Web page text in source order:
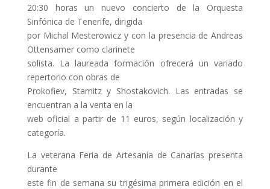
20:30 horas un nuevo concierto de la Orquesta
Sinfónica de Tenerife, dirigida
por Michal Mesterowicz y con la presencia de Andreas
Ottensamer como clarinete
solista. La laureada formación ofrecerá un variado
repertorio con obras de
Prokofiev, Stamitz y Shostakovich. Las entradas se
encuentran a la venta en la
web oficial a partir de 11 euros, según localización y
categoría.
La veterana Feria de Artesanía de Canarias presenta
durante
este fin de semana su trigésima primera edición en el